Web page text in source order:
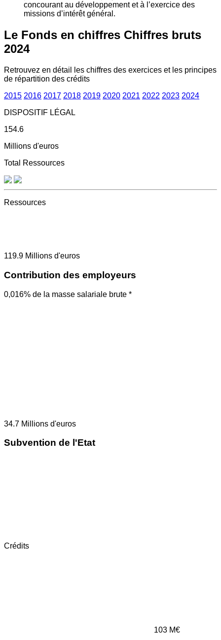
concourant au développement et à l’exercice des
missions d’intérêt général.
Le Fonds en chiffres Chiffres bruts
2024
Retrouvez en détail les chiffres des exercices et les principes
de répartition des crédits
2015 2016 2017 2018 2019 2020 2021 2022 2023 2024
DISPOSITIF LÉGAL
154.6
Millions d'euros
Total Ressources
Ressources
119.9 Millions d'euros
Contribution des employeurs
0,016% de la masse salariale brute *
34.7 Millions d'euros
Subvention de l'Etat
Crédits
103 M€